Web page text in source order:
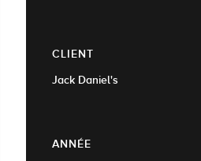
CLIENT
Jack Daniel's
ANNÉE